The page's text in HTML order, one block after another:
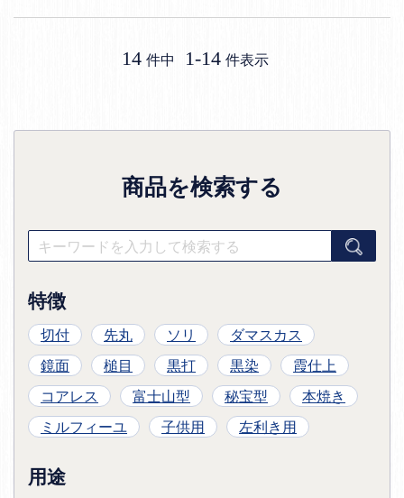
14 件中 1-14 件表示
商品を検索する
特徴
切付 先丸 ソリ
ダマスカス
鏡面
槌目 黒打 黒染
霞仕上
コアレス
富士山型 秘宝型
本焼き
ミルフィーユ
子供用 左利き用
用途